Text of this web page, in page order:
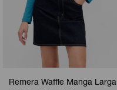
Remera Waffle Manga Larga